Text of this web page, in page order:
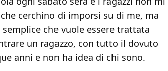
cerchino di imporsi su di me, ma
che vuole essere trattata
un ragazzo, con tutto il dovuto
anni e non ha idea di chi sono.